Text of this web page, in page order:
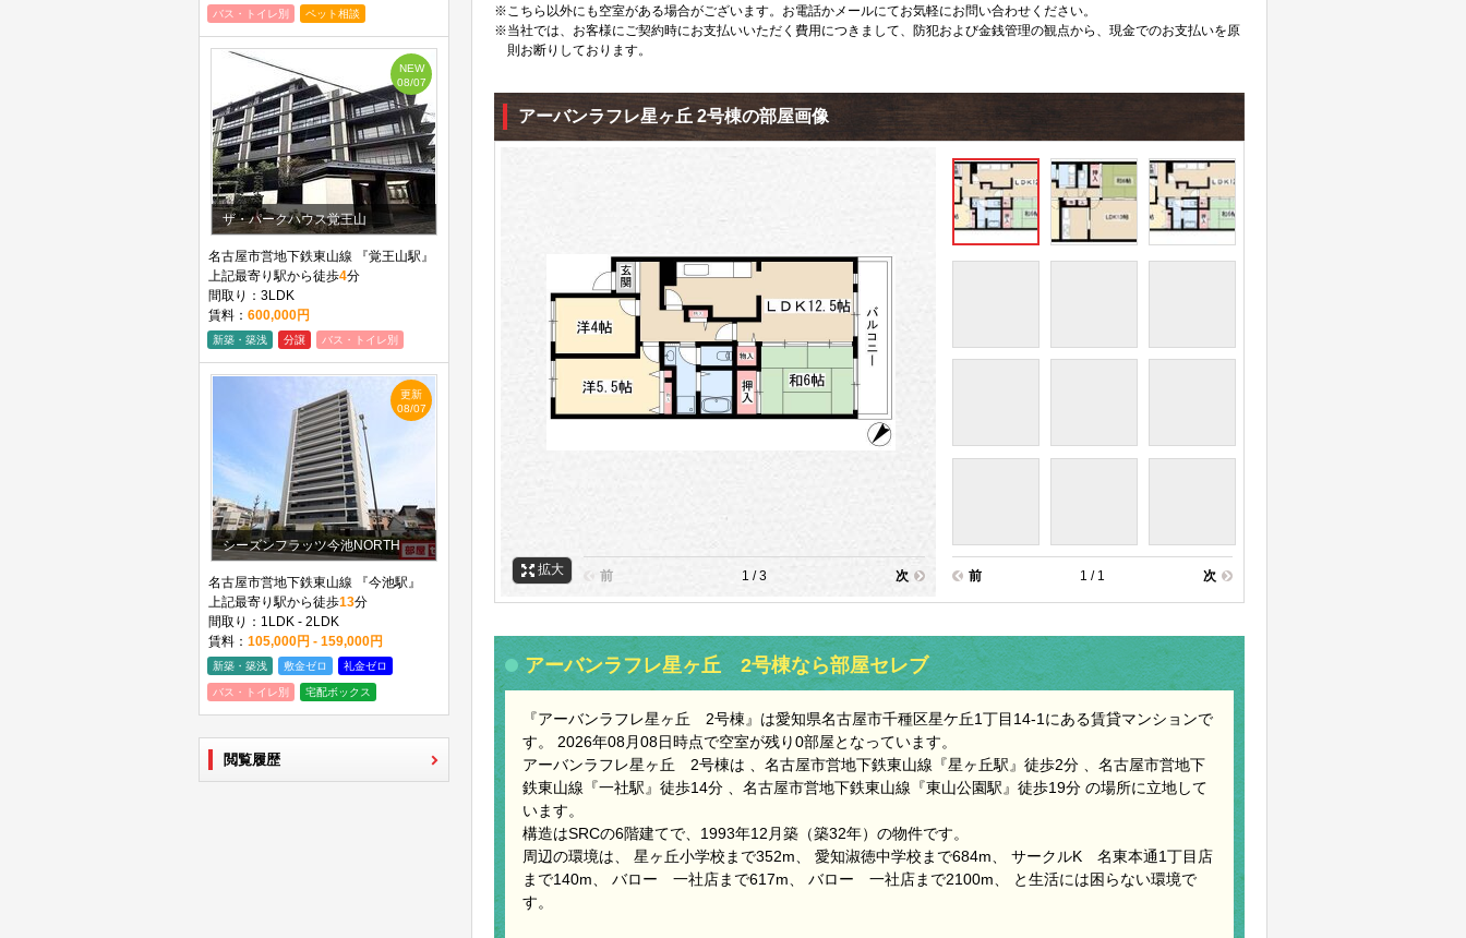
バス・トイレ別 ペット相談
NEW
08/07
ザ・パークハウス覚王山
名古屋市営地下鉄東山線 『覚王山駅』
上記最寄り駅から徒歩4分
間取り：3LDK
賃料： 600,000円
新築・築浅 分譲 バス・トイレ別
更新
08/07
シーズンフラッツ今池NORTH
名古屋市営地下鉄東山線 『今池駅』
上記最寄り駅から徒歩13分
間取り：1LDK - 2LDK
賃料： 105,000円 - 159,000円
新築・築浅 敷金ゼロ 礼金ゼロ
バス・トイレ別 宅配ボックス
閲覧履歴
※こちら以外にも空室がある場合がございます。お電話かメールにてお気軽にお問い合わせください。
※当社では、お客様にご契約時にお支払いいただく費用につきまして、防犯および金銭管理の観点から、現金でのお支払いを原
則お断りしております。
アーバンラフレ星ヶ丘 2号棟の部屋画像
拡大 前 1 / 3 次 前 1 / 1 次
アーバンラフレ星ヶ丘 2号棟なら部屋セレブ
『アーバンラフレ星ヶ丘 2号棟』は愛知県名古屋市千種区星ケ丘1丁目14-1にある賃貸マンションで
す。 2026年08月08日時点で空室が残り0部屋となっています。
アーバンラフレ星ヶ丘 2号棟は 、名古屋市営地下鉄東山線『星ヶ丘駅』徒歩2分 、名古屋市営地下
鉄東山線『一社駅』徒歩14分 、名古屋市営地下鉄東山線『東山公園駅』徒歩19分 の場所に立地して
います。
構造はSRCの6階建てで、1993年12月築（築32年）の物件です。
周辺の環境は、 星ヶ丘小学校まで352m、 愛知淑徳中学校まで684m、 サークルK 名東本通1丁目店
まで140m、 バロー 一社店まで617m、 バロー 一社店まで2100m、 と生活には困らない環境で
す。